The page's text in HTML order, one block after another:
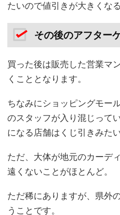
たいので値引きが大きくな
その後のアフター
買った後は販売した営業マ
くこととなります。
ちなみにショッピングモー
のスタッフが入り混じって
になる店舗はくじ引きみた
ただ、大体が地元のカーデ
遠くないことがほとんど。
ただ稀にありますが、県外
うことです。